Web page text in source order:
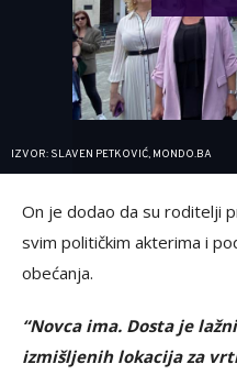
IZVOR: SLAVEN PETKOVIĆ, MONDO.BA
On je dodao da su roditelji
svim političkim akterima i
obećanja.
“Novca ima. Dosta je
izmišljenih lokacija za